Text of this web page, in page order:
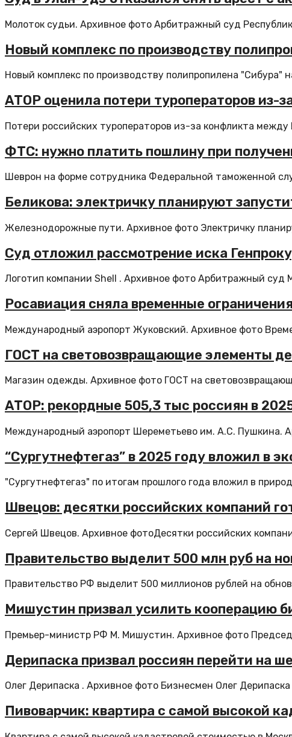
Молоток судьи. Архивное фото Арбитражный суд
Новый комплекс по производству
Новый комплекс по производству полипропилена "Сибура"
АТОР оценила потери туроператоров из-
Потери российских туроператоров из-за конфликта
ФТС: нужно платить пошлину при
Шеврон на форме сотрудника Федеральной таможенной
Беликова: электричку планируют
Железнодорожные пути. Архивное фото Электричку
Суд отложил рассмотрение иска
Логотип компании Shell . Архивное фото Арбитражный суд
Росавиация сняла временные
Международный аэропорт Жуковский. Архивное фото
ГОСТ на световозвращающие элементы
Магазин одежды. Архивное фото ГОСТ на
АТОР: рекордные 505,3 тыс россиян в
Международный аэропорт Шереметьево им. А.С. Пушкина.
“Сургутнефтегаз” в 2025 году вложил в
"Сургутнефтегаз" по итогам прошлого года вложил в
Швецов: десятки российских компаний
Сергей Швецов. Архивное фотоДесятки российских
Правительство выделит 500 млн руб на
Правительство РФ выделит 500 миллионов рублей на
Мишустин призвал усилить кооперацию
Премьер-министр РФ М. Мишустин. Архивное фото
Дерипаска призвал россиян перейти на
Олег Дерипаска . Архивное фото Бизнесмен Олег
Пивоварчик: квартира с самой высокой